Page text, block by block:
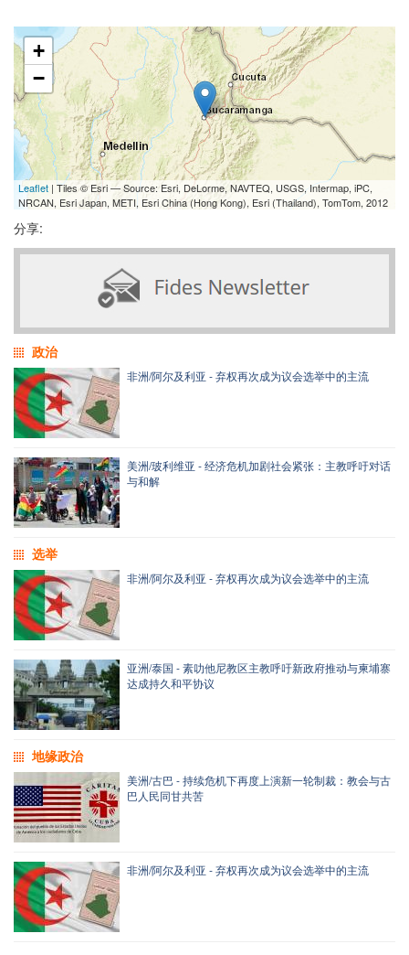
+
−
Leaflet | Tiles © Esri — Source: Esri, DeLorme, NAVTEQ, USGS, Intermap, iPC,
NRCAN, Esri Japan, METI, Esri China (Hong Kong), Esri (Thailand), TomTom, 2012
分享:
政治
非洲/阿尔及利亚 - 弃权再次成为议会选举中的主流
美洲/玻利维亚 - 经济危机加剧社会紧张：主教呼吁对话
与和解
选举
非洲/阿尔及利亚 - 弃权再次成为议会选举中的主流
亚洲/泰国 - 素叻他尼教区主教呼吁新政府推动与柬埔寨
达成持久和平协议
地缘政治
美洲/古巴 - 持续危机下再度上演新一轮制裁：教会与古
巴人民同甘共苦
非洲/阿尔及利亚 - 弃权再次成为议会选举中的主流